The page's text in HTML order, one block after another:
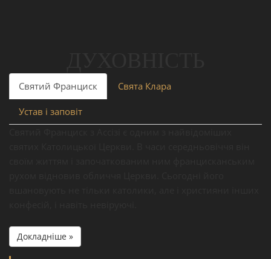
Святий Франциск Свята Клара
Устав і заповіт
Докладніше »